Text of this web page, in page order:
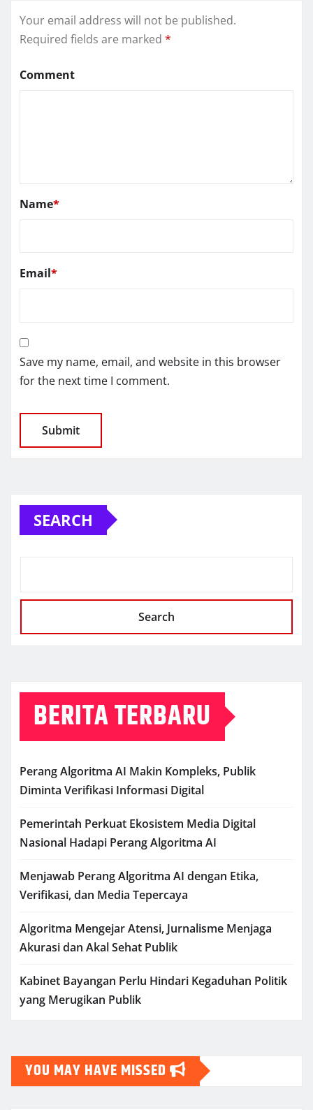
Your email address will not be published.
Required fields are marked *
Comment
Name*
Email*
Save my name, email, and website in this browser
for the next time I comment.
SEARCH
Search
BERITA TERBARU
Perang Algoritma AI Makin Kompleks, Publik
Diminta Verifikasi Informasi Digital
Pemerintah Perkuat Ekosistem Media Digital
Nasional Hadapi Perang Algoritma AI
Menjawab Perang Algoritma AI dengan Etika,
Verifikasi, dan Media Tepercaya
Algoritma Mengejar Atensi, Jurnalisme Menjaga
Akurasi dan Akal Sehat Publik
Kabinet Bayangan Perlu Hindari Kegaduhan Politik
yang Merugikan Publik
YOU MAY HAVE MISSED